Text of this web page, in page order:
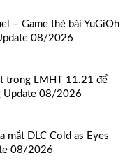
– Game thẻ bài YuGiOh
08/2026
trong LMHT 11.21 để
Update 08/2026
mắt DLC Cold as Eyes
08/2026